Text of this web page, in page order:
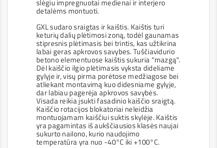
slėgiu impregnuotai medienai ir interjero
detalėms montuoti.
GXL sudaro sraigtas ir kaištis. Kaištis turi
keturių dalių plėtimosi zoną, todėl gaunamas
stipresnis plėtimasis bei trintis, kas užtikrina
labai geras apkrovos savybes. Tuščiavidurio
betono elementuose kaištis sukuria "mazgą".
Dėl kaiščio ilgio plėtimasis vyksta dideliame
gylyje ir, visų pirma porėtose medžiagose bei
atliekant montavimą kuo didesniame gylyje,
dar labiau pagerėja apkrovos savybės.
Visada reikia įsukti fasadinio kaiščio sraigtą.
Kaiščio rotacijos blokatoriai neleidžia
montuojamam kaiščiui suktis skylėje. Kaištis
yra pagamintas iš aukščiausios klasės naujai
sukurto nailono, kurio naudojimo
temperatūra yra nuo -40°C iki +100°C.